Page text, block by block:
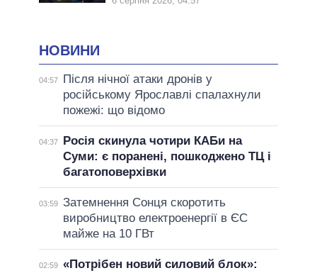
НОВИНИ
04:57
Після нічної атаки дронів у
російському Ярославлі спалахнули
пожежі: що відомо
04:37
Росія скинула чотири КАБи на
Суми: є поранені, пошкоджено ТЦ і
багатоповерхівки
03:59 Затемнення Сонця скоротить
виробництво електроенергії в ЄС
майже на 10 ГВт
02:59 «Потрібен новий силовий блок»: